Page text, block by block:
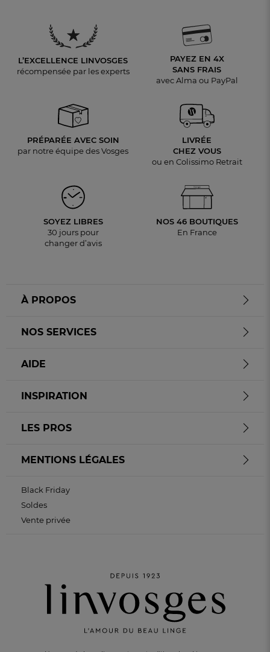
L’EXCELLENCE LINVOSGES
récompensée par les experts
PAYEZ EN 4X
SANS FRAIS
avec Alma ou PayPal
PRÉPARÉE AVEC SOIN
par notre équipe des Vosges
LIVRÉE
CHEZ VOUS
ou en Colissimo Retrait
SOYEZ LIBRES
30 jours pour
changer d’avis
NOS 46 BOUTIQUES
En France
À PROPOS
NOS SERVICES
AIDE
INSPIRATION
LES PROS
MENTIONS LÉGALES
Black Friday
Soldes
Vente privée